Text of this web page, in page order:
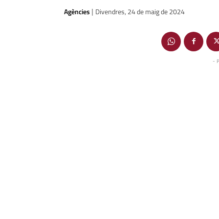
Agències | Divendres, 24 de maig de 2024
-